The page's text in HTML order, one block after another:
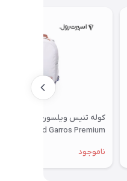
Roland Garros Premium
ناموجود